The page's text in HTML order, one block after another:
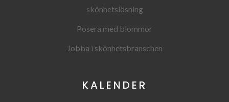
skönhetslösning
Posera med blommor
Jobba i skönhetsbranschen
KALENDER